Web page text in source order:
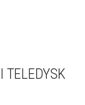
TELEDYSK